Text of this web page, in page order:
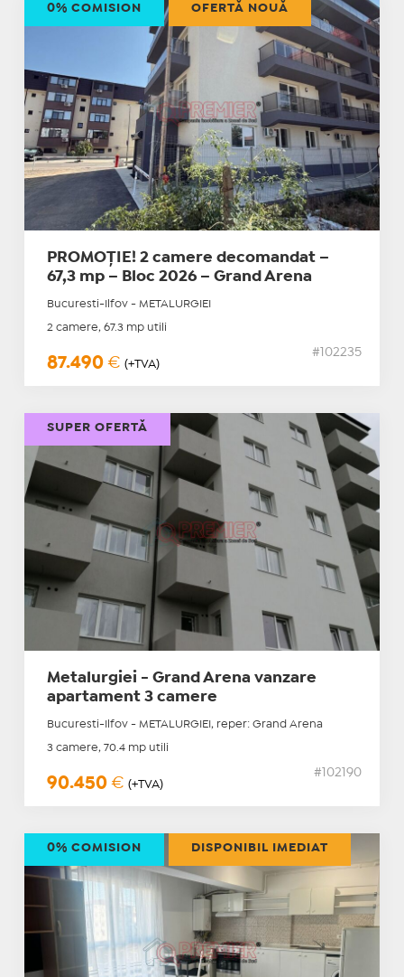
PROMOȚIE! 2 camere decomandat –
67,3 mp – Bloc 2026 – Grand Arena
Bucuresti-Ilfov - METALURGIEI
2 camere, 67.3 mp utili
87.490 € (+TVA)
#102235
0% COMISION OFERTĂ NOUĂ
Metalurgiei - Grand Arena vanzare
apartament 3 camere
Bucuresti-Ilfov - METALURGIEI, reper: Grand Arena
3 camere, 70.4 mp utili
90.450 € (+TVA)
#102190
SUPER OFERTĂ
0% COMISION DISPONIBIL IMEDIAT